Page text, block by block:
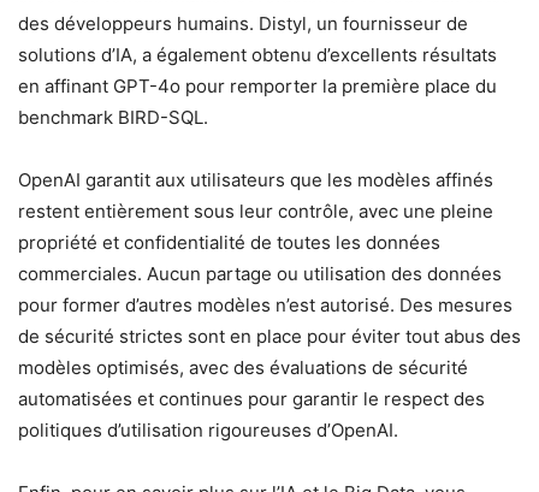
des développeurs humains. Distyl, un fournisseur de
solutions d’IA, a également obtenu d’excellents résultats
en affinant GPT-4o pour remporter la première place du
benchmark BIRD-SQL.
OpenAI garantit aux utilisateurs que les modèles affinés
restent entièrement sous leur contrôle, avec une pleine
propriété et confidentialité de toutes les données
commerciales. Aucun partage ou utilisation des données
pour former d’autres modèles n’est autorisé. Des mesures
de sécurité strictes sont en place pour éviter tout abus des
modèles optimisés, avec des évaluations de sécurité
automatisées et continues pour garantir le respect des
politiques d’utilisation rigoureuses d’OpenAI.